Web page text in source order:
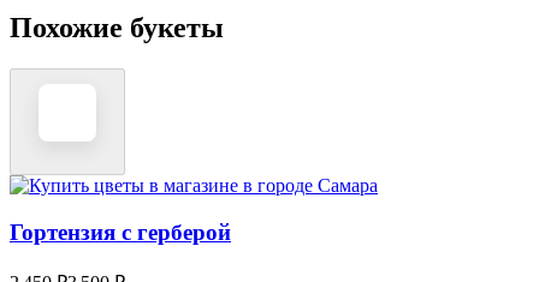
Похожие букеты
Гортензия с герберой